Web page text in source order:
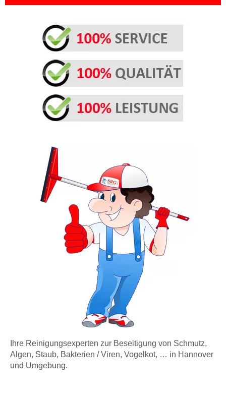
Ihre Reinigungsexperten zur Beseitigung von Schmutz,
Algen, Staub, Bakterien / Viren, Vogelkot, … in Hannover
und Umgebung.